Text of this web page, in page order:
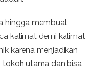
hingga membuat
kalimat demi kalimat
karena menjadikan
utama dan bisa